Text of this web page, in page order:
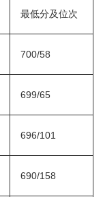
最低分及位次
700/58
699/65
696/101
690/158